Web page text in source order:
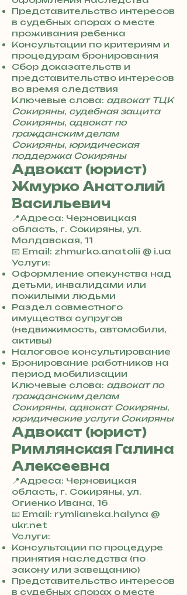
3
0
4
8
5
7
8
4
Представительство интересов
в судебных спорах о месте
проживания ребенка
Консультации по критериям и
процедурам бронирования
Сбор доказательств и
представительство интересов
во время следствия
Ключевые слова: адвокат ТЦК
Сокиряны, судебная защита
Сокиряны, адвокат по
гражданским делам
Сокиряны, юридическая
поддержка Сокиряны
Адвокат (юрист)
Жмурко Анатолий
Васильевич
📍Адреса: Черновицкая
область, г. Сокиряны, ул.
Молдавская, 11
+
3
8
0
7
3
0
4
8
5
7
8
4
📧 Email: zhmurko.anatolii @ i.ua
Услуги:
Оформление опекунства над
детьми, инвалидами или
пожилыми людьми
Раздел совместного
имущества супругов
(недвижимость, автомобили,
активы)
Налоговое консультирование
Бронирование работников на
период мобилизации
Ключевые слова: адвокат по
гражданским делам
Сокиряны, адвокат Сокиряны,
юридические услуги Сокиряны
Адвокат (юрист)
Римлянская Галина
Алексеевна
📍Адреса: Черновицкая
область, г. Сокиряны, ул.
Огиенко Ивана, 16
+
3
8
0
7
3
0
4
📧 Email: rymlianska.halyna @
ukr.net
Услуги:
Консультации по процедуре
принятия наследства (по
закону или завещанию)
Представительство интересов
в судебных спорах о месте